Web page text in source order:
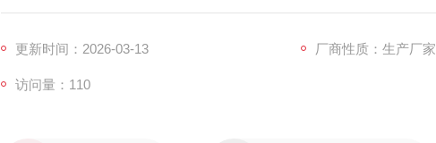
更新时间：2026-03-13 厂商性质：生产厂家
访问量：110